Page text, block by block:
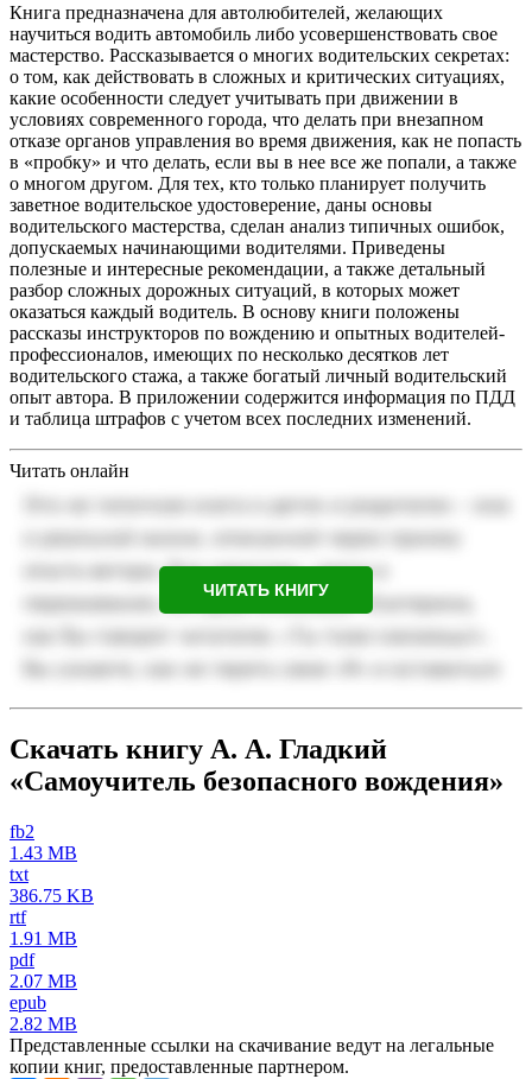
Книга предназначена для автолюбителей, желающих
научиться водить автомобиль либо усовершенствовать свое
мастерство. Рассказывается о многих водительских секретах:
о том, как действовать в сложных и критических ситуациях,
какие особенности следует учитывать при движении в
условиях современного города, что делать при внезапном
отказе органов управления во время движения, как не попасть
в «пробку» и что делать, если вы в нее все же попали, а также
о многом другом. Для тех, кто только планирует получить
заветное водительское удостоверение, даны основы
водительского мастерства, сделан анализ типичных ошибок,
допускаемых начинающими водителями. Приведены
полезные и интересные рекомендации, а также детальный
разбор сложных дорожных ситуаций, в которых может
оказаться каждый водитель. В основу книги положены
рассказы инструкторов по вождению и опытных водителей-
профессионалов, имеющих по несколько десятков лет
водительского стажа, а также богатый личный водительский
опыт автора. В приложении содержится информация по ПДД
и таблица штрафов с учетом всех последних изменений.
Читать онлайн
ЧИТАТЬ КНИГУ
Скачать книгу А. А. Гладкий
«Самоучитель безопасного вождения»
fb2
1.43 MB
txt
386.75 KB
rtf
1.91 MB
pdf
2.07 MB
epub
2.82 MB
Представленные ссылки на скачивание ведут на легальные
копии книг, предоставленные партнером.